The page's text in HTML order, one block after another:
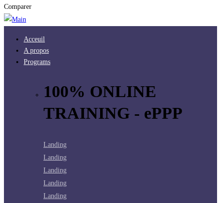
Comparer
Acceuil
A propos
Programs
100% ONLINE
TRAINING - ePPP
Landing
Landing
Landing
Landing
Landing